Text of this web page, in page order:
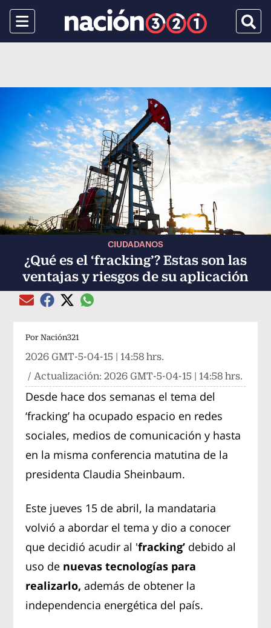
Menu
CIUDADANOS
¿Qué es el ‘fracking’? Estas son las
ventajas y riesgos de su aplicación
Compartir el artículo actual mediante Email
Compartir el artículo actual mediante Facebook
Compartir el artículo actual mediante Twitter
Compartir el artículo actual mediante
Por Nación321
2026 GMT-5-04-15 | 14:58 hrs.
/ Actualización:2026 GMT-5-04-15 | 14:58 hrs.
Desde hace dos semanas el tema del
‘fracking’ ha ocupado espacio en redes
sociales, medios de comunicación y hasta
en la misma conferencia matutina de la
presidenta Claudia Sheinbaum.
Este jueves 15 de abril, la mandataria
volvió a abordar el tema y dio a conocer
que decidió acudir al 'fracking’ debido al
uso de nuevas tecnologías para
realizarlo,además de obtener la
independencia energética del país.